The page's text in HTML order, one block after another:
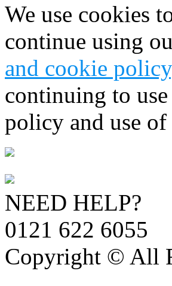
We use cookies
continue using
and cookie policy
continuing to
policy and use of
NEED HELP?
0121 622 6055
Copyright © All